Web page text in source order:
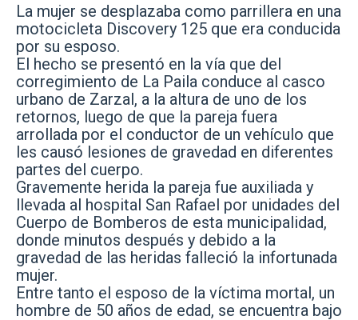
La mujer se desplazaba como parrillera en una
motocicleta Discovery 125 que era conducida
por su esposo.
El hecho se presentó en la vía que del
corregimiento de La Paila conduce al casco
urbano de Zarzal, a la altura de uno de los
retornos, luego de que la pareja fuera
arrollada por el conductor de un vehículo que
les causó lesiones de gravedad en diferentes
partes del cuerpo.
Gravemente herida la pareja fue auxiliada y
llevada al hospital San Rafael por unidades del
Cuerpo de Bomberos de esta municipalidad,
donde minutos después y debido a la
gravedad de las heridas falleció la infortunada
mujer.
Entre tanto el esposo de la víctima mortal, un
hombre de 50 años de edad, se encuentra bajo